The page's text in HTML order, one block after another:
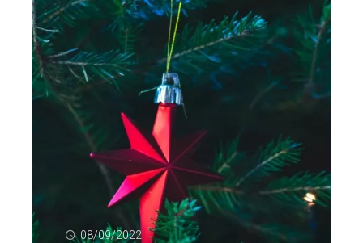
08/09/2022